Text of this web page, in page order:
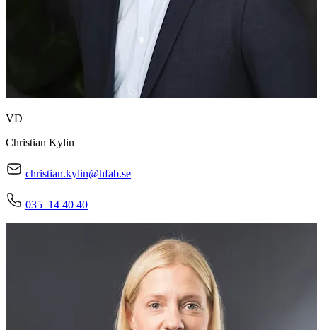
VD
Christian Kylin
christian.kylin@hfab.se
035–14 40 40